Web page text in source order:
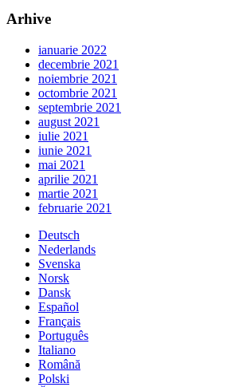
Arhive
ianuarie 2022
decembrie 2021
noiembrie 2021
octombrie 2021
septembrie 2021
august 2021
iulie 2021
iunie 2021
mai 2021
aprilie 2021
martie 2021
februarie 2021
Deutsch
Nederlands
Svenska
Norsk
Dansk
Español
Français
Português
Italiano
Română
Polski